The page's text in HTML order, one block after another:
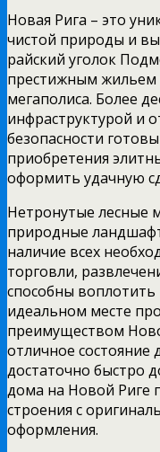
Новая Рига – это
чистой природы и
райский уголок
престижным жильем
мегаполиса. Более
инфраструктурой и
безопасности
приобретения
оформить удачную
Нетронутые лесные
природные
наличие всех
торговли,
способны
идеальном месте
преимуществом
отличное состояние
достаточно быстро
дома на Новой Риге
строения с
оформления.